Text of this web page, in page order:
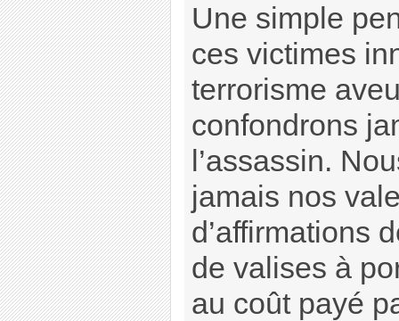
Une simple
ces victimes
terrorisme
confondrons
l’assassin.
jamais nos
d’affirmations
de valises à
au coût payé